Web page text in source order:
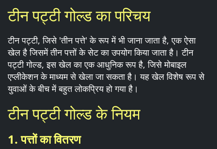
टीन पट्टी गोल्ड का परिचय
टीन पट्टी, जिसे 'तीन पत्ते' के रूप में भी जाना जाता है, एक ऐसा
खेल है जिसमें तीन पत्तों के सेट का उपयोग किया जाता है। टीन
पट्टी गोल्ड, इस खेल का एक आधुनिक रूप है, जिसे मोबाइल
एप्लीकेशन के माध्यम से खेला जा सकता है। यह खेल विशेष रूप से
युवाओं के बीच में बहुत लोकप्रिय हो गया है।
टीन पट्टी गोल्ड के नियम
1. पत्तों का वितरण